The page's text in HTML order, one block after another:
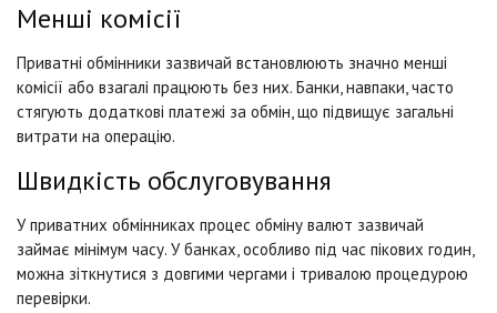
Менші комісії
Приватні обмінники зазвичай встановлюють значно менші
комісії або взагалі працюють без них. Банки, навпаки, часто
стягують додаткові платежі за обмін, що підвищує загальні
витрати на операцію.
Швидкість обслуговування
У приватних обмінниках процес обміну валют зазвичай
займає мінімум часу. У банках, особливо під час пікових годин,
можна зіткнутися з довгими чергами і тривалою процедурою
перевірки.